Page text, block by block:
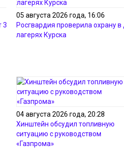
3-й класс
05 августа 2026 года, 16:06
Росгвардия проверила охрану в
лагерях Курска
04 августа 2026 года, 20:28
Хинштейн обсудил топливную
ситуацию с руководством
«Газпрома»